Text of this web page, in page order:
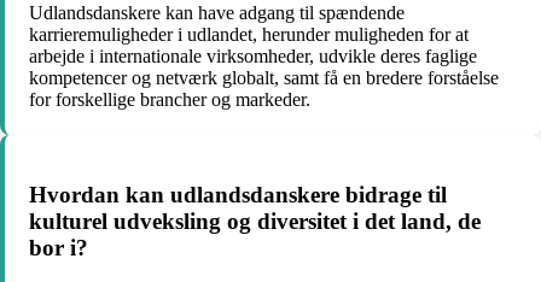
Udlandsdanskere kan have adgang til spændende
karrieremuligheder i udlandet, herunder muligheden for at
arbejde i internationale virksomheder, udvikle deres faglige
kompetencer og netværk globalt, samt få en bredere forståelse
for forskellige brancher og markeder.
Hvordan kan udlandsdanskere bidrage til
kulturel udveksling og diversitet i det land, de
bor i?